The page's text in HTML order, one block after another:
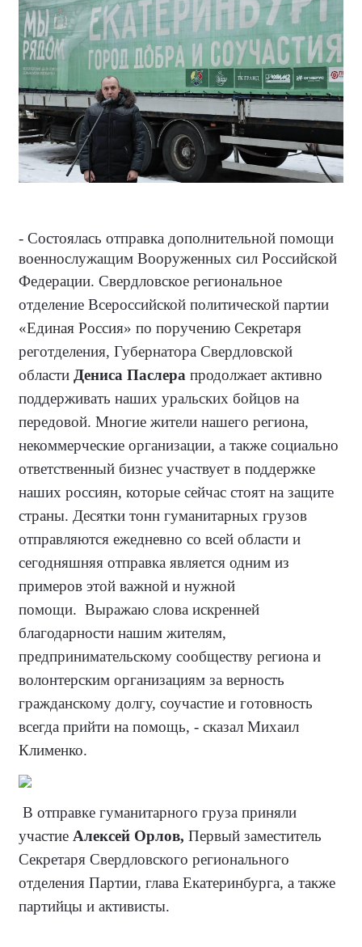
- Состоялась отправка дополнительной помощи
военнослужащим Вооруженных сил Российской
Федерации. Свердловское региональное
отделение Всероссийской политической партии
«Единая Россия» по поручению Секретаря
реготделения, Губернатора Свердловской
области Дениса Паслера продолжает активно
поддерживать наших уральских бойцов на
передовой. Многие жители нашего региона,
некоммерческие организации, а также социально
ответственный бизнес участвует в поддержке
наших россиян, которые сейчас стоят на защите
страны. Десятки тонн гуманитарных грузов
отправляются ежедневно со всей области и
сегодняшняя отправка является одним из
примеров этой важной и нужной
помощи. Выражаю слова искренней
благодарности нашим жителям,
предпринимательскому сообществу региона и
волонтерским организациям за верность
гражданскому долгу, соучастие и готовность
всегда прийти на помощь, - сказал Михаил
Клименко.
В отправке гуманитарного груза приняли
участие Алексей Орлов, Первый заместитель
Секретаря Свердловского регионального
отделения Партии, глава Екатеринбурга, а также
партийцы и активисты.